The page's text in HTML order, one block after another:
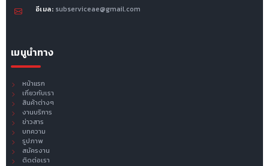
อีเมล: subserviceae@gmail.com
เมนูนำทาง
หน้าแรก
เกี่ยวกับเรา
สินค้าต่างๆ
งานบริการ
ข่าวสาร
บทความ
รูปภาพ
สมัครงาน
ติดต่อเรา